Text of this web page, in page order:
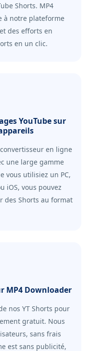
Shorts. MP4
à notre plateforme
des efforts en
en un clic.
YouTube sur
en ligne
une large gamme
vous utilisiez un PC,
iOS, vous pouvez
des Shorts au format
MP4 Downloader
nos YT Shorts pour
gratuit. Nous
sans frais
est sans publicité,